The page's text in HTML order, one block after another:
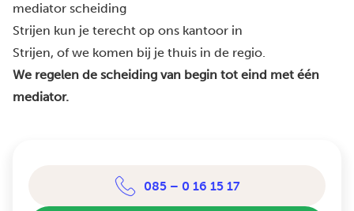
mediator scheiding
Strijen kun je terecht op ons kantoor in
Strijen, of we komen bij je thuis in de regio.
We regelen de scheiding van begin tot eind met één
mediator.
085 – 0 16 15 17